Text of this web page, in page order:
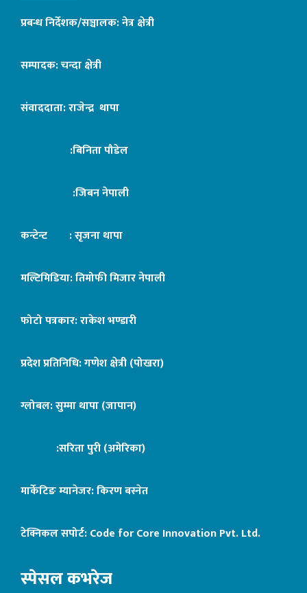
प्रबन्ध निर्देशक/सञ्चालक: नेत्र क्षेत्री
सम्पादक: चन्दा क्षेत्री
संवाददाता: राजेन्द्र थापा
:बिनिता पौडेल
:जिबन नेपाली
कन्टेन्ट : सृजना थापा
मल्टिमिडिया: तिमोफी मिजार नेपाली
फोटो पत्रकार: राकेश भण्डारी
प्रदेश प्रतिनिधि: गणेश क्षेत्री (पोखरा)
ग्लोबल: सुम्मा थापा (जापान)
:सरिता पुरी (अमेरिका)
मार्केटिङ म्यानेजर: किरण बस्नेत
टेक्निकल सपोर्ट:Code for Core Innovation Pvt. Ltd.
स्पेसल कभरेज